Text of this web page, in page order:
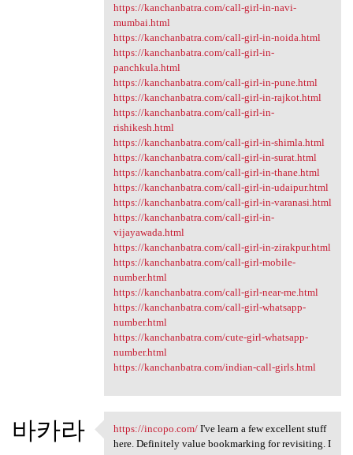
https://kanchanbatra.com/call-girl-in-navi-
mumbai.html
https://kanchanbatra.com/call-girl-in-noida.html
https://kanchanbatra.com/call-girl-in-
panchkula.html
https://kanchanbatra.com/call-girl-in-pune.html
https://kanchanbatra.com/call-girl-in-rajkot.html
https://kanchanbatra.com/call-girl-in-
rishikesh.html
https://kanchanbatra.com/call-girl-in-shimla.html
https://kanchanbatra.com/call-girl-in-surat.html
https://kanchanbatra.com/call-girl-in-thane.html
https://kanchanbatra.com/call-girl-in-udaipur.html
https://kanchanbatra.com/call-girl-in-varanasi.html
https://kanchanbatra.com/call-girl-in-
vijayawada.html
https://kanchanbatra.com/call-girl-in-zirakpur.html
https://kanchanbatra.com/call-girl-mobile-
number.html
https://kanchanbatra.com/call-girl-near-me.html
https://kanchanbatra.com/call-girl-whatsapp-
number.html
https://kanchanbatra.com/cute-girl-whatsapp-
number.html
https://kanchanbatra.com/indian-call-girls.html
바카라
https://incopo.com/ I've
https://incopo.com/I've learn a few excellent stuff
here. Definitely value bookmarking for revisiting. I